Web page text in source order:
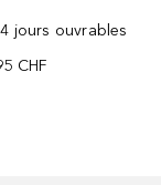
jours ouvrables
CHF